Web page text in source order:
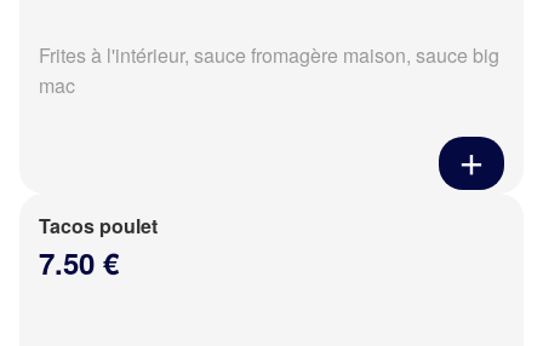
Frites à l'intérieur, sauce fromagère maison, sauce big
mac
Tacos poulet
7.50 €